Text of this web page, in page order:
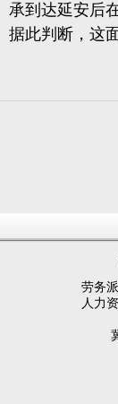
承到达延安后
据此判断，这
劳务
人力